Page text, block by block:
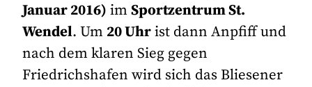
Januar 2016) imSportzentrum St.
Wendel. Um 20 Uhrist dann Anpfiff und
nach dem klaren Sieg gegen
Friedrichshafen wird sich das Bliesener